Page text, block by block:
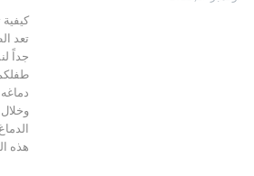
تعد
جداً
هذه